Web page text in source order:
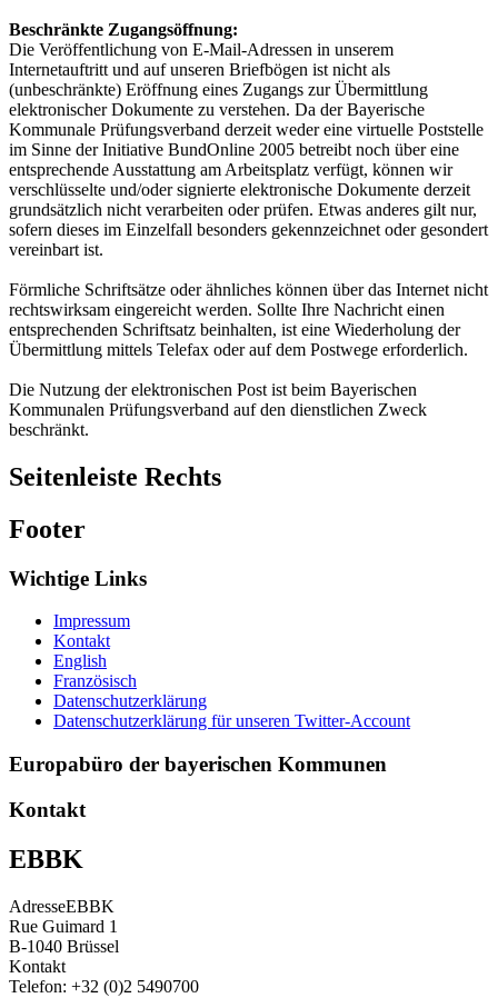
Beschränkte Zugangsöffnung:
Die Veröffentlichung von E-Mail-Adressen in unserem
Internetauftritt und auf unseren Briefbögen ist nicht als
(unbeschränkte) Eröffnung eines Zugangs zur Übermittlung
elektronischer Dokumente zu verstehen. Da der Bayerische
Kommunale Prüfungsverband derzeit weder eine virtuelle Poststelle
im Sinne der Initiative BundOnline 2005 betreibt noch über eine
entsprechende Ausstattung am Arbeitsplatz verfügt, können wir
verschlüsselte und/oder signierte elektronische Dokumente derzeit
grundsätzlich nicht verarbeiten oder prüfen. Etwas anderes gilt nur,
sofern dieses im Einzelfall besonders gekennzeichnet oder gesondert
vereinbart ist.
Förmliche Schriftsätze oder ähnliches können über das Internet nicht
rechtswirksam eingereicht werden. Sollte Ihre Nachricht einen
entsprechenden Schriftsatz beinhalten, ist eine Wiederholung der
Übermittlung mittels Telefax oder auf dem Postwege erforderlich.
Die Nutzung der elektronischen Post ist beim Bayerischen
Kommunalen Prüfungsverband auf den dienstlichen Zweck
beschränkt.
Seitenleiste Rechts
Footer
Wichtige Links
Impressum
Kontakt
English
Französisch
Datenschutzerklärung
Datenschutzerklärung für unseren Twitter-Account
Europabüro der bayerischen Kommunen
Kontakt
EBBK
AdresseEBBK
Rue Guimard 1
B-1040 Brüssel
Kontakt
Telefon: +32 (0)2 5490700